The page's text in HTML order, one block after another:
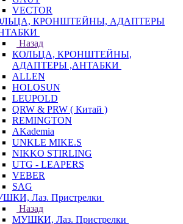
VECTOR
КРОНШТЕЙНЫ, АДАПТЕРЫ
Назад
КОЛЬЦА, КРОНШТЕЙНЫ,
АДАПТЕРЫ ,АНТАБКИ
ALLEN
HOLOSUN
LEUPOLD
QRW & PRW ( Китай )
REMINGTON
AKademia
UNKLE MIKE.S
NIKKO STIRLING
UTG - LEAPERS
VEBER
SAG
Лаз. Пристрелки
Назад
МУШКИ, Лаз. Пристрелки